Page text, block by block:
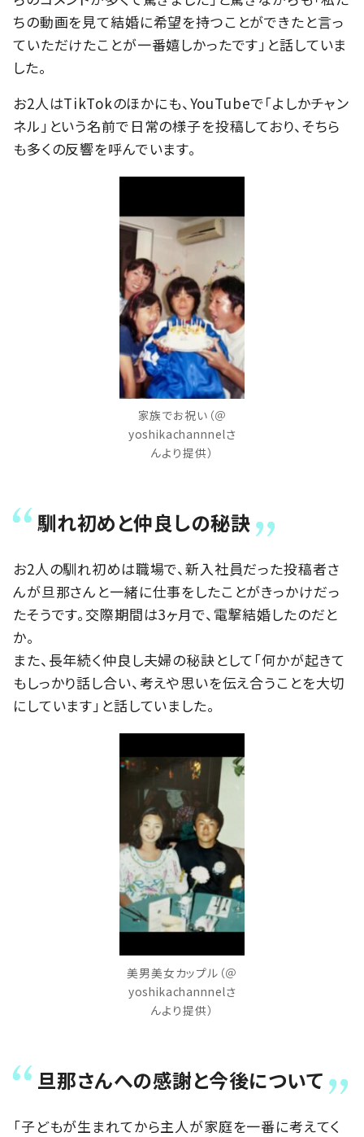
ちの動画を見て結婚に希望を持つことができたと言っ
ていただけたことが一番嬉しかったです」と話していま
した。
お2人はTikTokのほかにも、YouTubeで「よしかチャン
ネル」という名前で日常の様子を投稿しており、そちら
も多くの反響を呼んでいます。
家族でお祝い（＠
yoshikachannnelさ
んより提供）
馴れ初めと仲良しの秘訣
お2人の馴れ初めは職場で、新入社員だった投稿者さ
んが旦那さんと一緒に仕事をしたことがきっかけだっ
たそうです。交際期間は3ヶ月で、電撃結婚したのだと
か。
また、長年続く仲良し夫婦の秘訣として「何かが起きて
もしっかり話し合い、考えや思いを伝え合うことを大切
にしています」と話していました。
美男美女カップル（＠
yoshikachannnelさ
んより提供）
旦那さんへの感謝と今後について
「子どもが生まれてから主人が家庭を一番に考えてく